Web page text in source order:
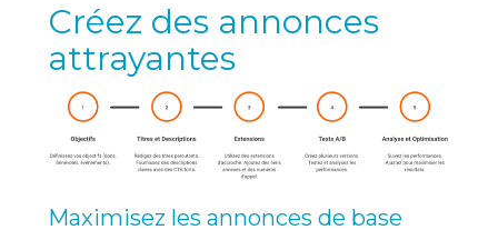
Créez des annonces
attrayantes
Maximisez les annonces de base